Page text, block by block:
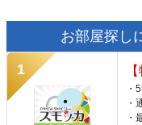
お部屋探し
・
・
・